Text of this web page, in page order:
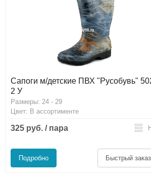
Сапоги м/детские ПВХ "Русобувь"
2 У
Размеры: 24 - 29
Цвет: В ассортименте
325 руб. / пара
Подробно Быстрый заказ